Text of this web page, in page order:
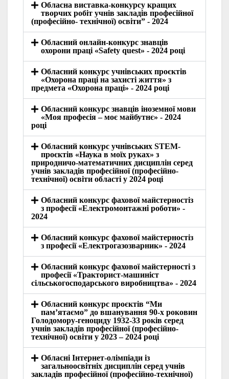
Обласна виставка-конкурсу кращих
творчих робіт учнів закладів професійної
(професійно- технічної) освіти” - 2024
Обласний онлайн-конкурс знавців
охорони праці «Safety quest» - 2024 році
Обласний конкурс учнівських проєктів
«Охорона праці на захисті життя» з
предмета «Охорона праці» - 2024 році
Обласний конкурс знавців іноземної мови
«Моя професія – моє майбутнє» - 2024
році
Обласний конкурс учнівських STEM-
проєктів «Наука в моїх руках» з
природничо-математичних дисциплін серед
учнів закладів професійної (професійно-
технічної) освіти області у 2024 році
Обласний конкурс фахової майстерностіз
з професії «Електромонтажні роботи» -
2024
Обласний конкурс фахової майстерностіз
з професії «Електрогазозварник» - 2024
Обласний конкурс фахової майстерності з
професії «Тракторист-машиніст
сільськогосподарського виробництва» - 2024
Обласний конкурс проєктів “Ми
пам’ятаємо” до вшанування 90-х роковин
Голодомору-геноциду 1932-33 років серед
учнів закладів професійної (професійно-
технічної) освіти у 2023 – 2024 році
Обласні Інтернет-олімпіади із
загальноосвітніх дисциплін серед учнів
закладів професійної (професійно-технічної)